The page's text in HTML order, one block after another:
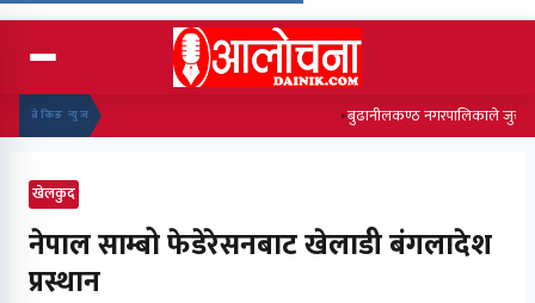
ब्रेकिङ न्युज बुढानीलकण्ठ नगरपालिकाले जुत्ता
खेलकुद
नेपाल साम्बो फेडेरेसनबाट खेलाडी बंगलादेश
प्रस्थान